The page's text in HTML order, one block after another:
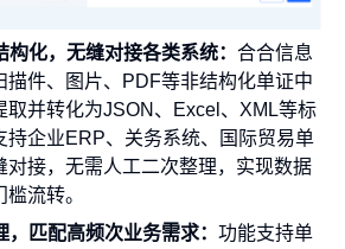
化，无缝对接各类系统： 合合信息
描件、图片、PDF等非结构化单证中
取并转化为JSON、Excel、XML等标
持企业ERP、关务系统、国际贸易单
对接，无需人工二次整理，实现数据
流转。
匹配高频次业务需求： 功能支持单